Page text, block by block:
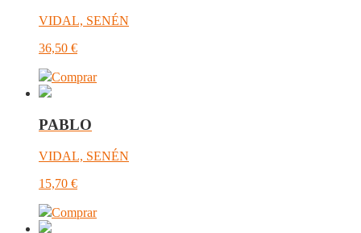
VIDAL, SENÉN
36,50 €
Comprar
PABLO
VIDAL, SENÉN
15,70 €
Comprar